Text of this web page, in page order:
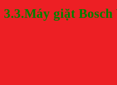
3.3.Máy giặt